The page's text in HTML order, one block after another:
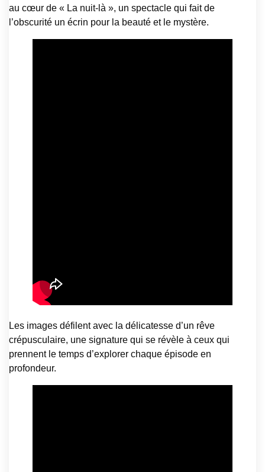
au cœur de « La nuit-là », un spectacle qui fait de
l’obscurité un écrin pour la beauté et le mystère.
Les images défilent avec la délicatesse d’un rêve
crépusculaire, une signature qui se révèle à ceux qui
prennent le temps d’explorer chaque épisode en
profondeur.